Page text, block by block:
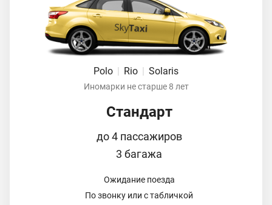
Polo | Rio | Solaris
Иномарки не старше 8 лет
Стандарт
до 4 пассажиров
3 багажа
Ожидание поезда
По звонку или с табличкой